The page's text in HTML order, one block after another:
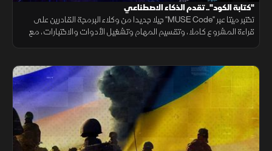
"كتابة الكود".. تقدم الذكاء الاصطناعي
تختبر ميتا عبر "MUSE Code" جيلا جديدا من وكلاء البرمجة القادرين على
قراءة المشروع كاملا، وتقسيم المهام وتشغيل الأدوات والاختبارات، مع